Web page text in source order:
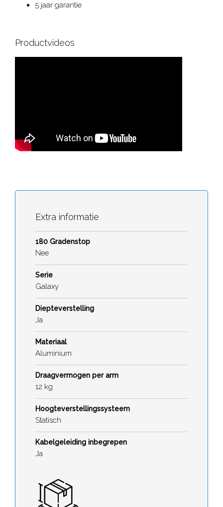
5 jaar garantie
Productvideos
Extra informatie
180 Gradenstop
Nee
Serie
Galaxy
Diepteverstelling
Ja
Materiaal
Aluminium
Draagvermogen per arm
12 kg
Hoogteverstellingssysteem
Statisch
Kabelgeleiding inbegrepen
Ja